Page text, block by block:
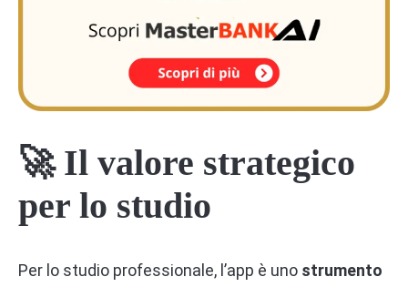
🚀 Il valore strategico
per lo studio
Per lo studio professionale, l’app è uno strumento